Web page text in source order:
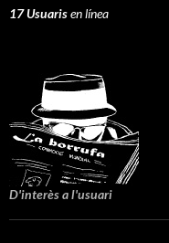
17 Usuarisen línea
D'interès a l'usuari